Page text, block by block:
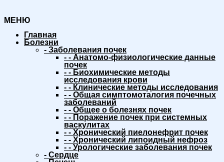
МЕНЮ
Главная
Болезни
- Заболевания почек
- - Анатомо-физиологические данные
почек
- - Биохимические методы
исследования крови
- - Клинические методы исследования
- - Общая симптомоталогия почечных
заболеваний
- - Общее о болезнях почек
- - Поражение почек при системных
васкулитах
- - Хронический пиелонефрит почек
- - Хронический липоидный нефроз
- - Урологические заболевания почек
- Сердце